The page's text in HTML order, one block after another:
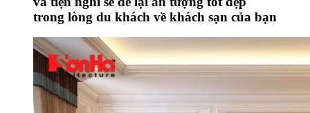
trong lòng du khách về khách sạn của bạn